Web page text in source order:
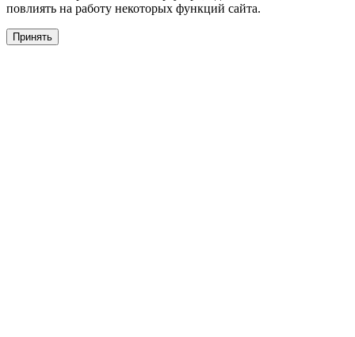
повлиять на работу некоторых функций сайта.
Принять